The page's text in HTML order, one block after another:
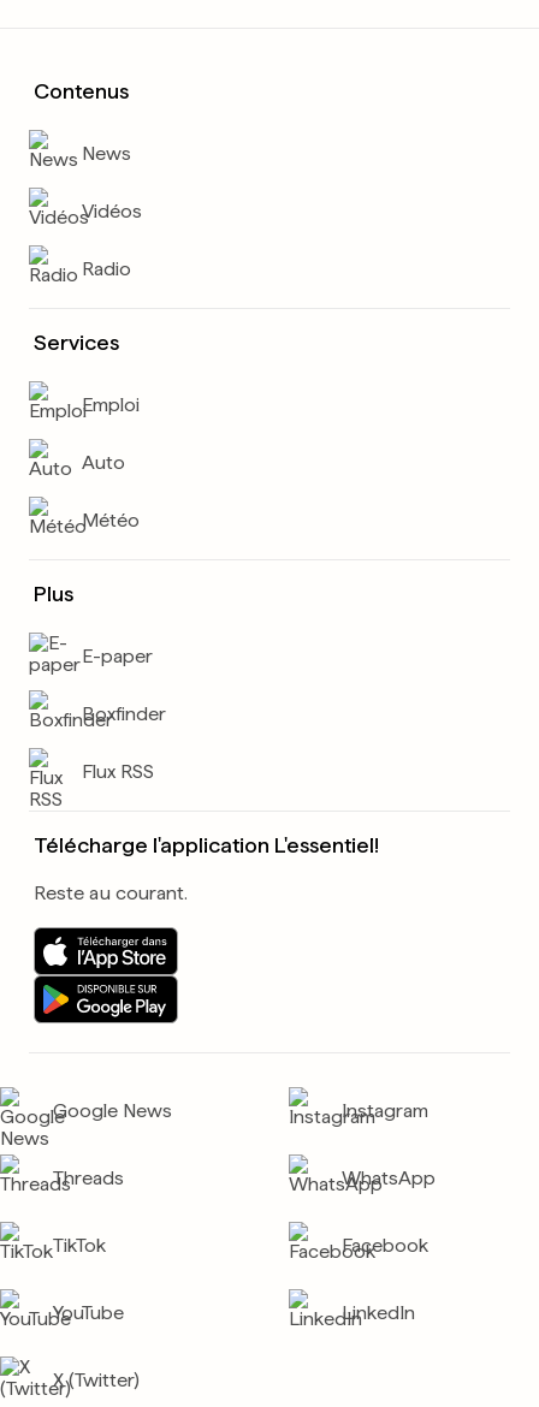
Contenus
News
Vidéos
Radio
Services
Emploi
Auto
Météo
Plus
E-paper
Boxfinder
Flux RSS
Télécharge l'application L'essentiel!
Reste au courant.
Google News Instagram
Threads WhatsApp
TikTok Facebook
YouTube LinkedIn
X (Twitter)